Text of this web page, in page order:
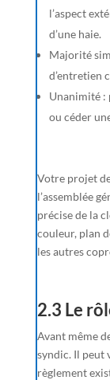
l’aspect
d’une haie.
Majorité
d’entretien
Unanimité :
ou céder
Votre projet
l’assemblée
précise de la
couleur, plan
les autres
2.3 Le
Avant même
syndic. Il peut
règlement